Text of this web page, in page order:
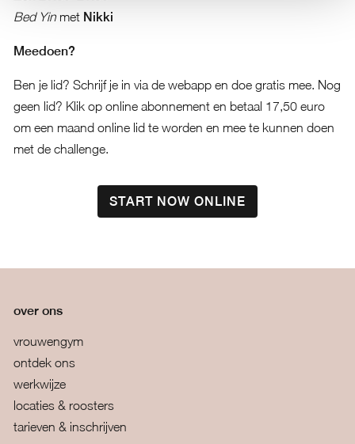
Bed Yinmet Nikki
Meedoen?
Ben je lid? Schrijf je in via de webapp en doe gratis mee. Nog
geen lid? Klik op online abonnement en betaal 17,50 euro
om een maand online lid te worden en mee te kunnen doen
met de challenge.
START NOW ONLINE
over ons
vrouwengym
ontdek ons
werkwijze
locaties & roosters
tarieven & inschrijven